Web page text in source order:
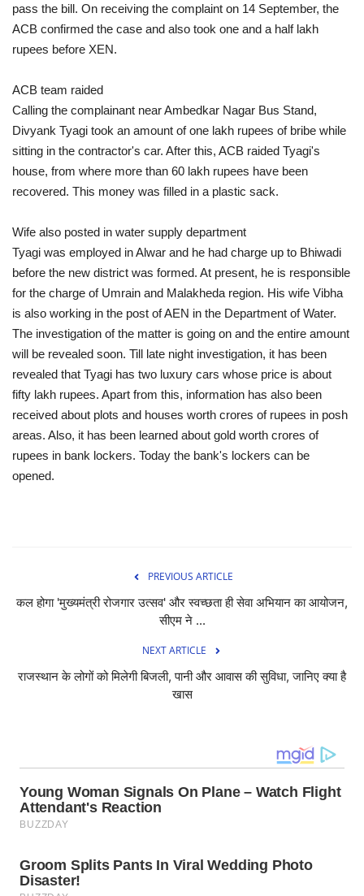
pass the bill. On receiving the complaint on 14 September, the
ACB confirmed the case and also took one and a half lakh
rupees before XEN.
ACB team raided
Calling the complainant near Ambedkar Nagar Bus Stand,
Divyank Tyagi took an amount of one lakh rupees of bribe while
sitting in the contractor's car. After this, ACB raided Tyagi's
house, from where more than 60 lakh rupees have been
recovered. This money was filled in a plastic sack.
Wife also posted in water supply department
Tyagi was employed in Alwar and he had charge up to Bhiwadi
before the new district was formed. At present, he is responsible
for the charge of Umrain and Malakheda region. His wife Vibha
is also working in the post of AEN in the Department of Water.
The investigation of the matter is going on and the entire amount
will be revealed soon. Till late night investigation, it has been
revealed that Tyagi has two luxury cars whose price is about
fifty lakh rupees. Apart from this, information has also been
received about plots and houses worth crores of rupees in posh
areas. Also, it has been learned about gold worth crores of
rupees in bank lockers. Today the bank's lockers can be
opened.
PREVIOUS ARTICLE
कल होगा 'मुख्यमंत्री रोजगार उत्सव' और स्वच्छता ही सेवा अभियान का आयोजन,
सीएम ने ...
NEXT ARTICLE
राजस्थान के लोगों को मिलेगी बिजली, पानी और आवास की सुविधा, जानिए क्या है
खास